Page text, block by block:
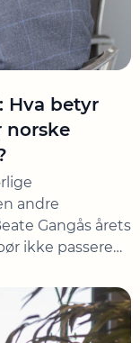
Hva betyr
norske
andre
Gangås årets
ikke passere
til
hva betyr
[…]